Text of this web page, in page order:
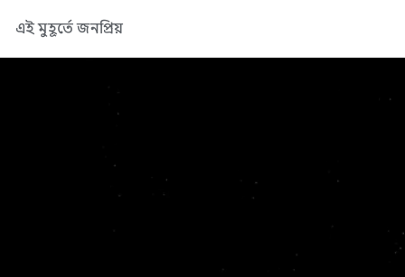
এই মুহূর্তে জনপ্রিয়